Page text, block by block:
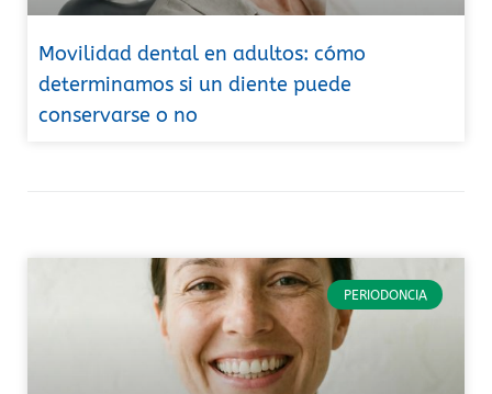
Movilidad dental en adultos: cómo
determinamos si un diente puede
conservarse o no
PERIODONCIA